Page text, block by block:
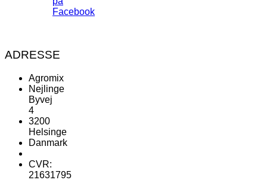
Facebook
ADRESSE
Agromix
Nejlinge
Byvej
4
3200
Helsinge
Danmark
CVR:
21631795